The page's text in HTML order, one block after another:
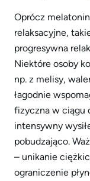
Oprócz
relaksacyjne,
progresywna
Niektóre osoby
np. z melisy,
łagodnie
fizyczna w ciągu
intensywny
pobudzająco.
– unikanie
ograniczenie